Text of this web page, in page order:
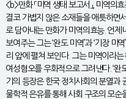
<b>만화 「미역 생태 보고서」, 미역의
결코 가볍지 않은 소재들을 애틋하면
로 담아내는 만화가 미역의효능. 언제
보여주는 그는 ‘완도 미역’과 ‘기장 미
리 앞에 펼쳐 보인다. 그는 미역이라
여성혐오를 우화적으로 그려낸다. ‘완
기의 등장은 한국 정치사회의 분열과
물학적 은유를 통해 사회 구조의 모순